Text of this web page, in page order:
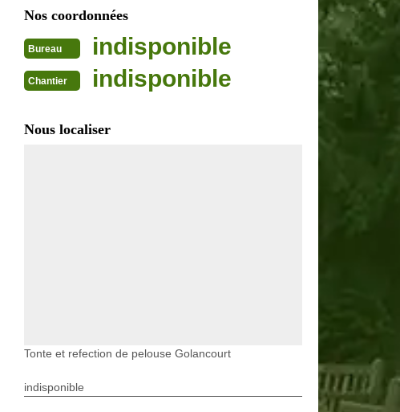
Nos coordonnées
Bureau indisponible
Chantier indisponible
Nous localiser
Tonte et refection de pelouse Golancourt
indisponible